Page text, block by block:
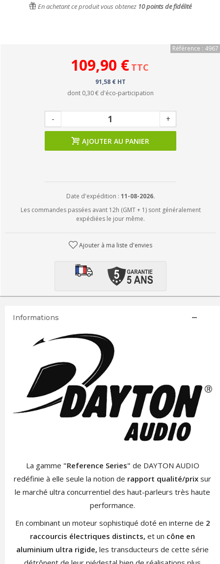
En achetant ce produit vous obtenez 10points de fidélité
Référence : 4967
109,90 € TTC
91,58 € HT
dont 0,30 € d'éco-participation
- +
AJOUTER AU PANIER
Date d'expédition : 11-08-2026.
Les commandes passées avant 12h (GMT + 1) sont généralement
expédiées le jour même.
Ajouter à ma liste d'envies
Informations
La gamme "Reference Series" de DAYTON AUDIO
redéfinie à elle seule la notion de rapport qualité/prix sur
le marché ultra concurrentiel des haut-parleurs très haute
performance.
En combinant un moteur sophistiqué doté en interne de 2
raccourcis électriques distincts, et un cône en
aluminium ultra rigide, les transducteurs de cette série